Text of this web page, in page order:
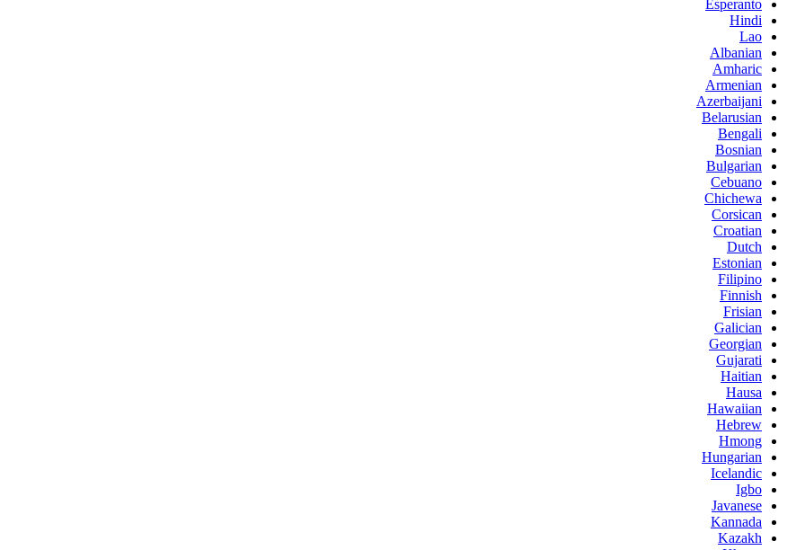
Esperanto
Hindi
Lao
Albanian
Amharic
Armenian
Azerbaijani
Belarusian
Bengali
Bosnian
Bulgarian
Cebuano
Chichewa
Corsican
Croatian
Dutch
Estonian
Filipino
Finnish
Frisian
Galician
Georgian
Gujarati
Haitian
Hausa
Hawaiian
Hebrew
Hmong
Hungarian
Icelandic
Igbo
Javanese
Kannada
Kazakh